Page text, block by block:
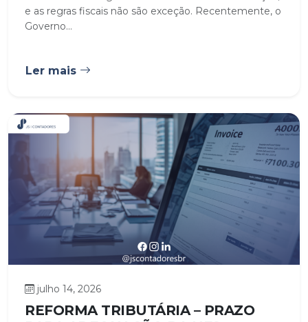
e as regras fiscais não são exceção. Recentemente, o
Governo...
Ler mais
julho 14, 2026
REFORMA TRIBUTÁRIA – PRAZO